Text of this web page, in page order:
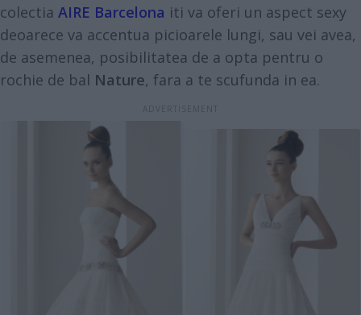
colectia AIRE Barcelona iti va oferi un aspect sexy
deoarece va accentua picioarele lungi, sau vei avea,
de asemenea, posibilitatea de a opta pentru o
rochie de bal Nature, fara a te scufunda in ea.